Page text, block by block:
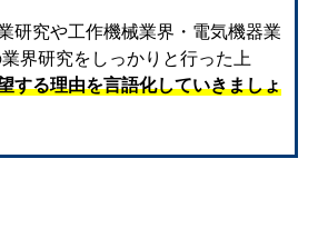
研究や工作機械業界・電気機器業
界研究をしっかりと行った上
する理由を言語化していきましょ